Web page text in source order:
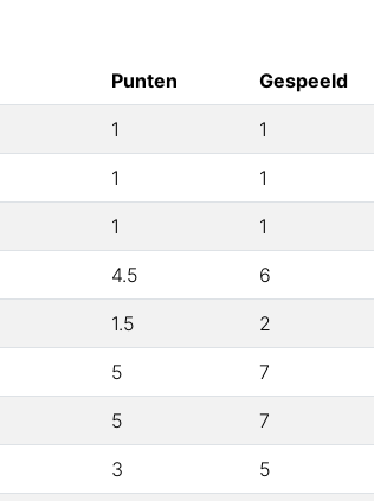
Punten Gespeeld
1 1
1 1
1 1
4.5 6
1.5 2
5 7
5 7
3 5